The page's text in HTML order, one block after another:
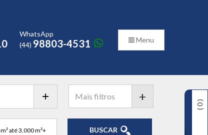
Menu
WhatsApp
(44) 98803-4531
+
BUSCAR
(
0
)